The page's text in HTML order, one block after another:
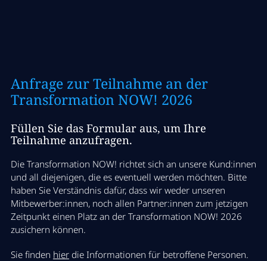
Anfrage zur Teilnahme an der
Transformation NOW! 2026
Füllen Sie das Formular aus, um Ihre
Teilnahme anzufragen.
Die Transformation NOW! richtet sich an unsere Kund:innen
und all diejenigen, die es eventuell werden möchten. Bitte
haben Sie Verständnis dafür, dass wir weder unseren
Mitbewerber:innen, noch allen Partner:innen zum jetzigen
Zeitpunkt einen Platz an der Transformation NOW! 2026
zusichern können.
Sie finden hierdie Informationen für betroffene Personen.